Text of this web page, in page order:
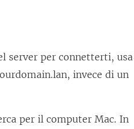
server per connetterti, usa
invece di un
per il computer Mac. In